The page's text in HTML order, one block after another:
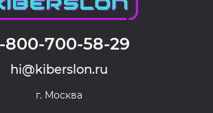
800-700-58-29
hi@kiberslon.ru
г. Москва